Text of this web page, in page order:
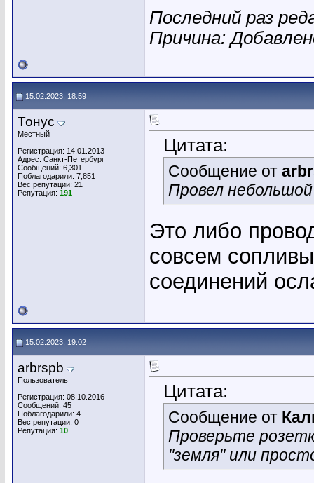
Последний раз
Причина:
15.02.2023, 18:59
Тонус
Местный
Регистрация: 14.01.2013
Адрес: Санкт-Петербург
Сообщений: 6,301
Поблагодарили: 7,851
Вес репутации: 21
Репутация: 191
Цитата:
Сообщение от
Провел
Это либо
совсем
соединений
15.02.2023, 19:02
arbrspb
Пользователь
Регистрация: 08.10.2016
Сообщений: 45
Поблагодарили: 4
Вес репутации: 0
Репутация: 10
Цитата:
Сообщение от
Проверьте
"земля" или